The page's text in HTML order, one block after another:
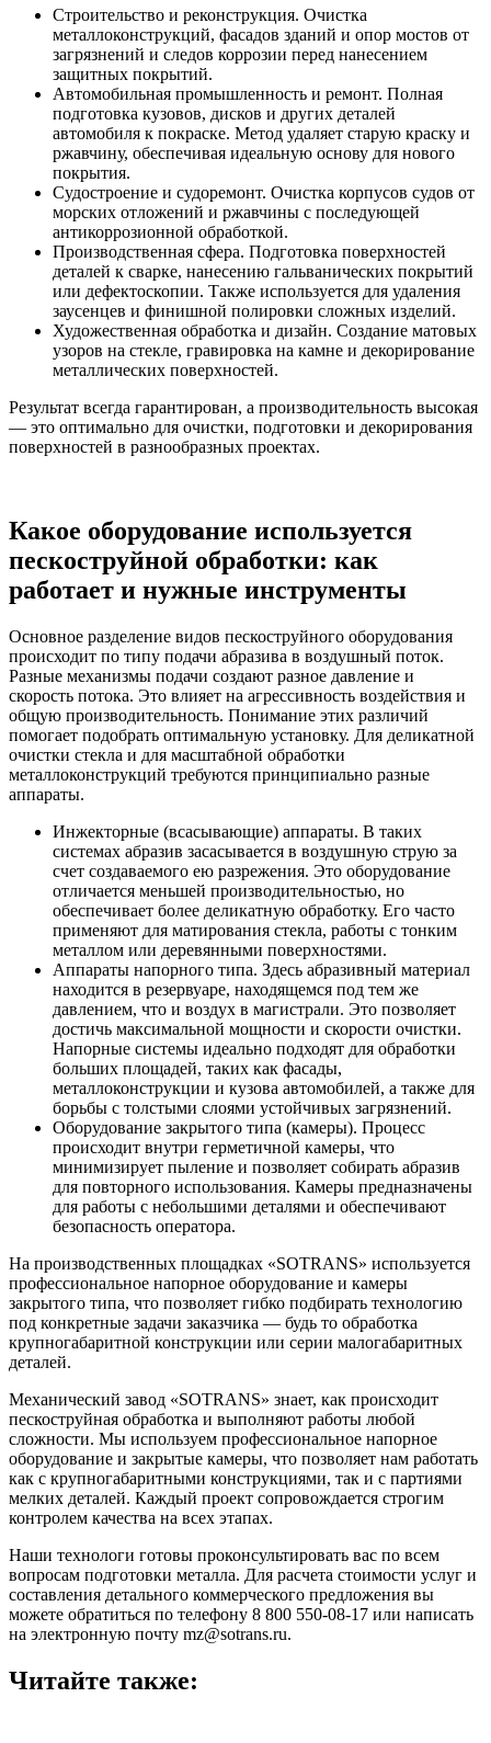
Строительство и реконструкция. Очистка
металлоконструкций, фасадов зданий и опор мостов от
загрязнений и следов коррозии перед нанесением
защитных покрытий.
Автомобильная промышленность и ремонт. Полная
подготовка кузовов, дисков и других деталей
автомобиля к покраске. Метод удаляет старую краску и
ржавчину, обеспечивая идеальную основу для нового
покрытия.
Судостроение и судоремонт. Очистка корпусов судов от
морских отложений и ржавчины с последующей
антикоррозионной обработкой.
Производственная сфера. Подготовка поверхностей
деталей к сварке, нанесению гальванических покрытий
или дефектоскопии. Также используется для удаления
заусенцев и финишной полировки сложных изделий.
Художественная обработка и дизайн. Создание матовых
узоров на стекле, гравировка на камне и декорирование
металлических поверхностей.
Результат всегда гарантирован, а производительность высокая
— это оптимально для очистки, подготовки и декорирования
поверхностей в разнообразных проектах.
Какое оборудование используется
пескоструйной обработки: как
работает и нужные инструменты
Основное разделение видов пескоструйного оборудования
происходит по типу подачи абразива в воздушный поток.
Разные механизмы подачи создают разное давление и
скорость потока. Это влияет на агрессивность воздействия и
общую производительность. Понимание этих различий
помогает подобрать оптимальную установку. Для деликатной
очистки стекла и для масштабной обработки
металлоконструкций требуются принципиально разные
аппараты.
Инжекторные (всасывающие) аппараты. В таких
системах абразив засасывается в воздушную струю за
счет создаваемого ею разрежения. Это оборудование
отличается меньшей производительностью, но
обеспечивает более деликатную обработку. Его часто
применяют для матирования стекла, работы с тонким
металлом или деревянными поверхностями.
Аппараты напорного типа. Здесь абразивный материал
находится в резервуаре, находящемся под тем же
давлением, что и воздух в магистрали. Это позволяет
достичь максимальной мощности и скорости очистки.
Напорные системы идеально подходят для обработки
больших площадей, таких как фасады,
металлоконструкции и кузова автомобилей, а также для
борьбы с толстыми слоями устойчивых загрязнений.
Оборудование закрытого типа (камеры). Процесс
происходит внутри герметичной камеры, что
минимизирует пыление и позволяет собирать абразив
для повторного использования. Камеры предназначены
для работы с небольшими деталями и обеспечивают
безопасность оператора.
На производственных площадках «SOTRANS» используется
профессиональное напорное оборудование и камеры
закрытого типа, что позволяет гибко подбирать технологию
под конкретные задачи заказчика — будь то обработка
крупногабаритной конструкции или серии малогабаритных
деталей.
Механический завод «SOTRANS» знает, как происходит
пескоструйная обработка и выполняют работы любой
сложности. Мы используем профессиональное напорное
оборудование и закрытые камеры, что позволяет нам работать
как с крупногабаритными конструкциями, так и с партиями
мелких деталей. Каждый проект сопровождается строгим
контролем качества на всех этапах.
Наши технологи готовы проконсультировать вас по всем
вопросам подготовки металла. Для расчета стоимости услуг и
составления детального коммерческого предложения вы
можете обратиться по телефону 8 800 550-08-17 или написать
на электронную почту mz@sotrans.ru.
Читайте также: